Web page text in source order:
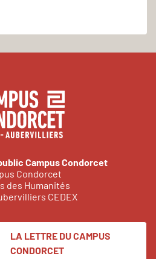
Campus Condorcet
Condorcet
des Humanités
CEDEX
LA LETTRE DU CAMPUS
CONDORCET